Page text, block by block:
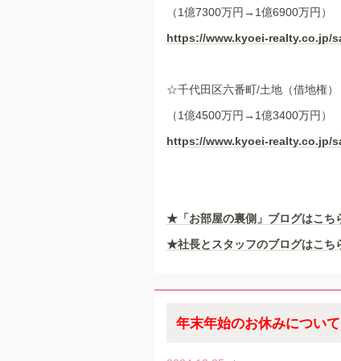
（1億7300万円→1億6900万円）
https://www.kyoei-realty.co.jp/
☆千代田区六番町/土地（借地権）
（1億4500万円→1億3400万円）
https://www.kyoei-realty.co.jp/
★ 「お部屋の裏側」 ブログはこち
★社長とスタッフのブログはこち
年末年始のお休みについて